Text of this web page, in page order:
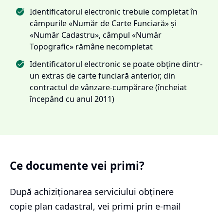
Identificatorul electronic trebuie completat în
câmpurile «Număr de Carte Funciară» și
«Număr Cadastru», câmpul «Număr
Topografic» rămâne necompletat
Identificatorul electronic se poate obține dintr-
un extras de carte funciară anterior, din
contractul de vânzare-cumpărare (încheiat
începând cu anul 2011)
Ce documente vei primi?
După achiziționarea serviciului obținere
copie plan cadastral, vei primi prin e-mail